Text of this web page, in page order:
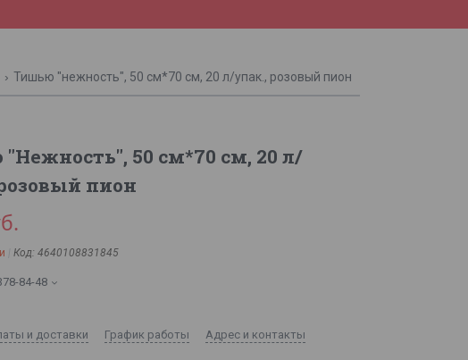
Тишью "нежность", 50 см*70 см, 20 л/упак., розовый пион
50 см*70 см, 20 л/
пион
Код: 4640108831845
84-48
и доставки График работы Адрес и контакты